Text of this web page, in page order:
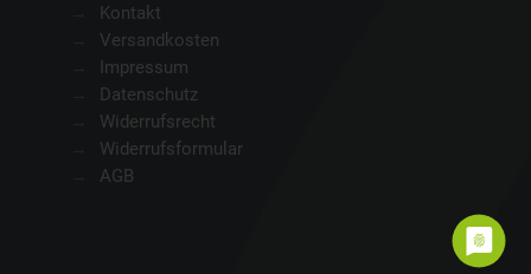
Kontakt
Versandkosten
Impressum
Datenschutz
Widerrufsrecht
Widerrufsformular
AGB